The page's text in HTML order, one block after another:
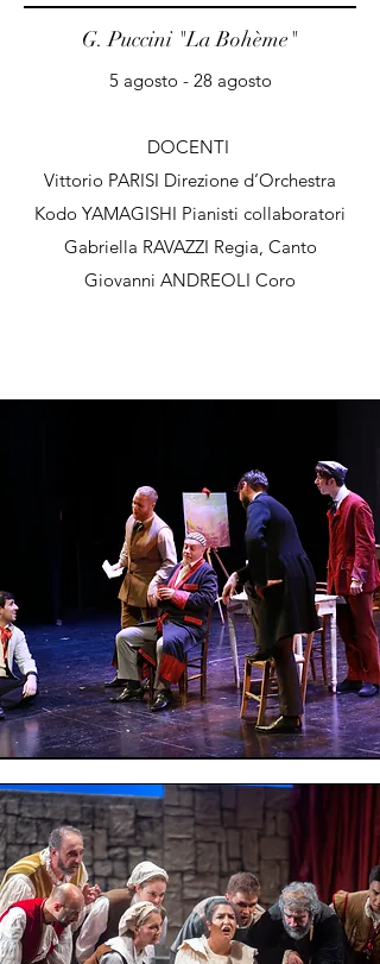
G. Puccini "La Bohème"
5 agosto - 28 agosto
DOCENTI
Vittorio PARISI Direzione d’Orchestra
Kodo YAMAGISHI Pianisti collaboratori
Gabriella RAVAZZI Regia, Canto
Giovanni ANDREOLI Coro